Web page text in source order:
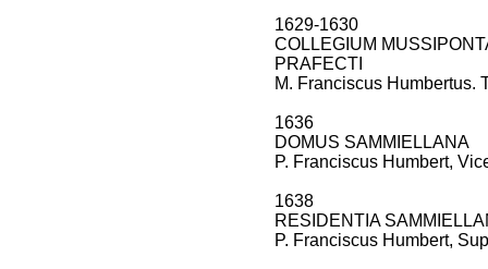
1629-1630
COLLEGIUM
PRAFECTI
M. Franciscus Humbertus.
1636
DOMUS SAMMIELLANA
P. Franciscus Humbert,
1638
RESIDENTIA
P. Franciscus Humbert,